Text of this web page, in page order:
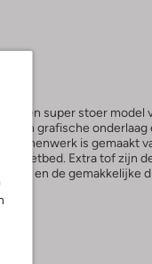
is een super stoer
een grafische
binnenwerk is gemaakt
voetbed. Extra tof zijn
zool en de gemakkelijke